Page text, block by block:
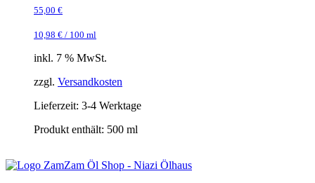
55,00 €
10,98 € / 100 ml
inkl. 7 % MwSt.
zzgl. Versandkosten
Lieferzeit: 3-4 Werktage
Produkt enthält: 500 ml